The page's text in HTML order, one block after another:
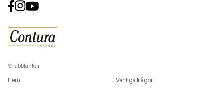
Snabblänkar
Hem Vanliga frågor